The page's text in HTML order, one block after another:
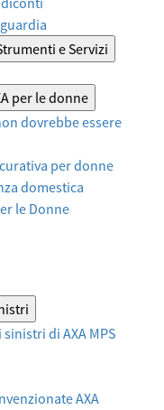
e Servizi
per le donne
dovrebbe essere
per donne
domestica
le Donne
sinistri di AXA MPS
AXA